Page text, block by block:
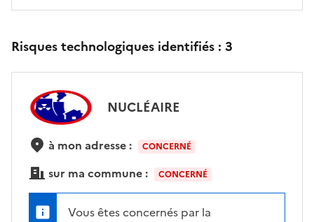
Risques technologiques identifiés : 3
NUCLÉAIRE
à mon adresse : CONCERNÉ
sur ma commune : CONCERNÉ
Vous êtes concernés par la